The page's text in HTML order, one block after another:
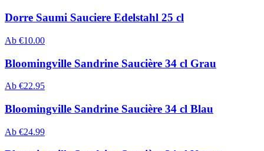
Dorre Saumi Sauciere Edelstahl 25 cl
Ab €10.00
Bloomingville Sandrine Saucière 34 cl Grau
Ab €22.95
Bloomingville Sandrine Saucière 34 cl Blau
Ab €24.99